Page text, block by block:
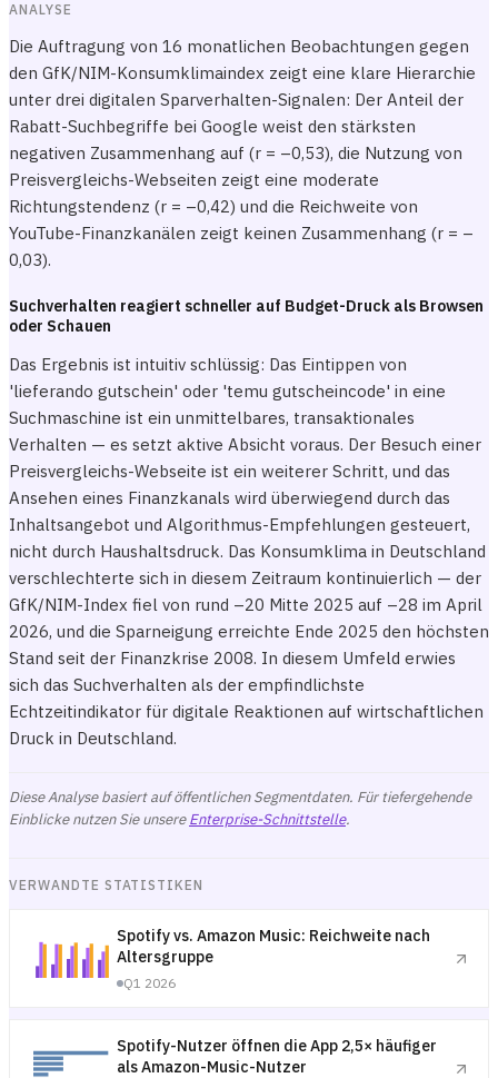
ANALYSE
Die Auftragung von 16 monatlichen Beobachtungen gegen
den GfK/NIM-Konsumklimaindex zeigt eine klare Hierarchie
unter drei digitalen Sparverhalten-Signalen: Der Anteil der
Rabatt-Suchbegriffe bei Google weist den stärksten
negativen Zusammenhang auf (r = –0,53), die Nutzung von
Preisvergleichs-Webseiten zeigt eine moderate
Richtungstendenz (r = –0,42) und die Reichweite von
YouTube-Finanzkanälen zeigt keinen Zusammenhang (r = –
0,03).
Suchverhalten reagiert schneller auf Budget-Druck als Browsen
oder Schauen
Das Ergebnis ist intuitiv schlüssig: Das Eintippen von
'lieferando gutschein' oder 'temu gutscheincode' in eine
Suchmaschine ist ein unmittelbares, transaktionales
Verhalten — es setzt aktive Absicht voraus. Der Besuch einer
Preisvergleichs-Webseite ist ein weiterer Schritt, und das
Ansehen eines Finanzkanals wird überwiegend durch das
Inhaltsangebot und Algorithmus-Empfehlungen gesteuert,
nicht durch Haushaltsdruck. Das Konsumklima in Deutschland
verschlechterte sich in diesem Zeitraum kontinuierlich — der
GfK/NIM-Index fiel von rund –20 Mitte 2025 auf –28 im April
2026, und die Sparneigung erreichte Ende 2025 den höchsten
Stand seit der Finanzkrise 2008. In diesem Umfeld erwies
sich das Suchverhalten als der empfindlichste
Echtzeitindikator für digitale Reaktionen auf wirtschaftlichen
Druck in Deutschland.
Diese Analyse basiert auf öffentlichen Segmentdaten. Für tiefergehende
Einblicke nutzen Sie unsereEnterprise-Schnittstelle.
VERWANDTE STATISTIKEN
Spotify vs. Amazon Music: Reichweite nach
Altersgruppe
Q1 2026
Spotify-Nutzer öffnen die App 2,5× häufiger
als Amazon-Music-Nutzer